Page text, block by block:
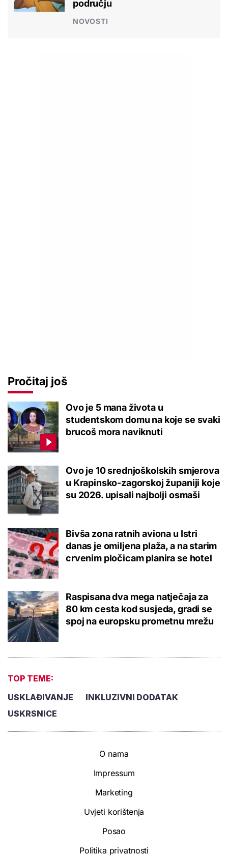
području
NOVOSTI
Pročitaj još
Ovo je 5 mana života u
studentskom domu na koje se svaki
brucoš mora naviknuti
Ovo je 10 srednjoškolskih smjerova
u Krapinsko-zagorskoj županiji koje
su 2026. upisali najbolji osmaši
Bivša zona ratnih aviona u Istri
danas je omiljena plaža, a na starim
crvenim pločicam planira se hotel
Raspisana dva mega natječaja za
80 km cesta kod susjeda, gradi se
spoj na europsku prometnu mrežu
TOP TEME:
USKLAĐIVANJE
INKLUZIVNI DODATAK
USKRSNICE
O nama
Impressum
Marketing
Uvjeti korištenja
Posao
Politika privatnosti